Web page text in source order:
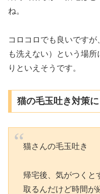
ね。
コロコロでも良いです
も洗えない）という場
りといえそうです。
猫の毛玉吐き対策
猫さんの毛玉吐き
帰宅後、気がつくと
取るんだけど時間が